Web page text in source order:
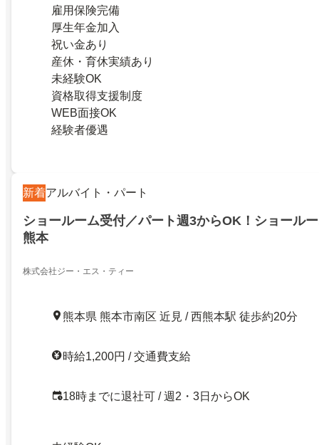
雇用保険完備
厚生年金加入
祝い金あり
産休・育休実績あり
未経験OK
資格取得支援制度
WEB面接OK
経験者優遇
新着アルバイト・パート
ショールーム受付／パート週3からOK！ショール
熊本
株式会社ジー・エス・ティー
熊本県 熊本市南区 近見 / 西熊本駅 徒歩約20分
時給1,200円 / 交通費支給
18時までに退社可 / 週2・3日からOK